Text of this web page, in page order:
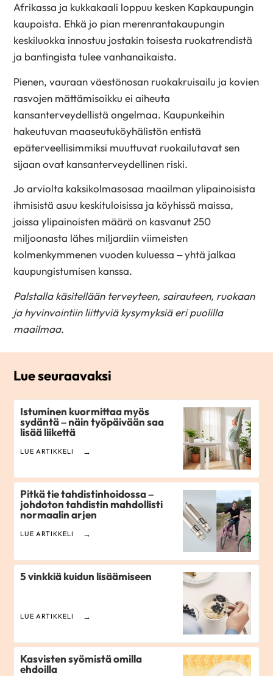
Afrikassa ja kukkakaali loppuu kesken Kapkaupungin
kaupoista. Ehkä jo pian merenrantakaupungin
keskiluokka innostuu jostakin toisesta ruokatrendistä
ja bantingista tulee vanhanaikaista.
Pienen, vauraan väestönosan ruokakruisailu ja kovien
rasvojen mättämisoikku ei aiheuta
kansanterveydellistä ongelmaa. Kaupunkeihin
hakeutuvan maaseutuköyhälistön entistä
epäterveellisimmiksi muuttuvat ruokailutavat sen
sijaan ovat kansanterveydellinen riski.
Jo arviolta kaksikolmasosaa maailman ylipainoisista
ihmisistä asuu keskituloisissa ja köyhissä maissa,
joissa ylipainoisten määrä on kasvanut 250
miljoonasta lähes miljardiin viimeisten
kolmenkymmenen vuoden kuluessa – yhtä jalkaa
kaupungistumisen kanssa.
Palstalla käsitellään terveyteen, sairauteen, ruokaan
ja hyvinvointiin liittyviä kysymyksiä eri puolilla
maailmaa.
Lue seuraavaksi
Istuminen kuormittaa myös
sydäntä – näin työpäivään saa
lisää liikettä
LUE ARTIKKELI
Pitkä tie tahdistinhoidossa –
johdoton tahdistin mahdollisti
normaalin arjen
LUE ARTIKKELI
5 vinkkiä kuidun lisäämiseen
LUE ARTIKKELI
Kasvisten syömistä omilla
ehdoilla